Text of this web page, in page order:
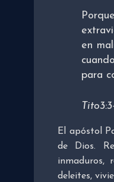
en
para
El apóstol
de Dios.
inmaduros,
deleites,